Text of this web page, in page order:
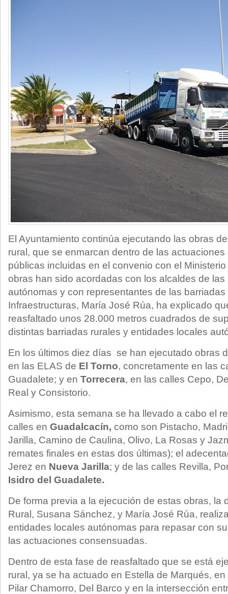
El Ayuntamiento continúa ejecutando las obras
rural, que se enmarcan dentro de las
públicas incluidas en el convenio con el
obras han sido acordadas con los alcaldes de
autónomas y con representantes de las
Infraestructuras, María José Rúa, ha explicado
reasfaltado unos 28.000 metros cuadrados de
distintas barriadas rurales y entidades locales
En los últimos diez días se han ejecutado obras
en las ELAS de El Torno, concretamente en las
Guadalete; y en Torrecera, en las calles Cepo,
Real y Consistorio.
Asimismo, esta semana se ha llevado a cabo el
calles en Guadalcacín, como son Pistacho,
Jarilla, Camino de Caulina, Olivo, La Rosas y
remates finales en estas dos últimas); el
Jerez en Nueva Jarilla; y de las calles Revilla,
Isidro del Guadalete.
De forma previa a la ejecución de estas obras, la
Rural, Susana Sánchez, y María José Rúa,
entidades locales autónomas para repasar con
las actuaciones consensuadas.
Dentro de esta fase de reasfaltado que se está
rural, ya se ha actuado en Estella de Marqués,
Pilar Chamorro, Del Barco y en la intersección